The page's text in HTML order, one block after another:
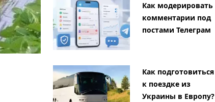
Как модерировать
комментарии под
постами Телеграм
Как подготовиться
к поездке из
Украины в Европу?